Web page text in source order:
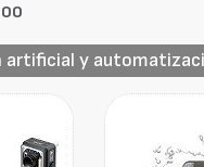
artificial y